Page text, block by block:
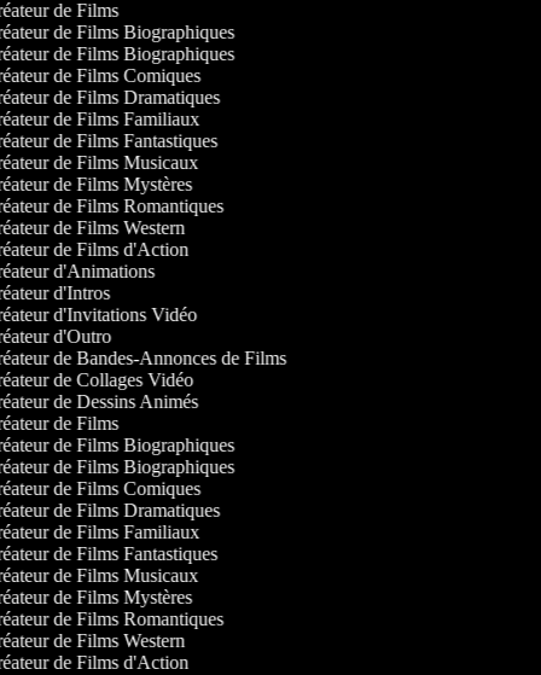
de Films
de Films Biographiques
de Films Biographiques
de Films Comiques
de Films Dramatiques
de Films Familiaux
de Films Fantastiques
de Films Musicaux
de Films Mystères
de Films Romantiques
de Films Western
de Films d'Action
d'Animations
d'Intros
d'Invitations Vidéo
d'Outro
de Bandes-Annonces de Films
de Collages Vidéo
de Dessins Animés
de Films
de Films Biographiques
de Films Biographiques
de Films Comiques
de Films Dramatiques
de Films Familiaux
de Films Fantastiques
de Films Musicaux
de Films Mystères
de Films Romantiques
de Films Western
de Films d'Action